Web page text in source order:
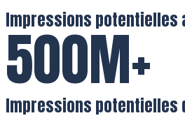
Impressions potentielles
500M+
Impressions potentielles